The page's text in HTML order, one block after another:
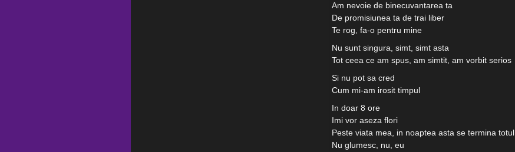
Am nevoie de binecuvantarea ta
De promisiunea ta de trai liber
Te rog, fa-o pentru mine
Nu sunt singura, simt, simt asta
Tot ceea ce am spus, am simtit, am vorbit serios
Si nu pot sa cred
Cum mi-am irosit timpul
In doar 8 ore
Imi vor aseza flori
Peste viata mea, in noaptea asta se termina totul
Nu glumesc, nu, eu